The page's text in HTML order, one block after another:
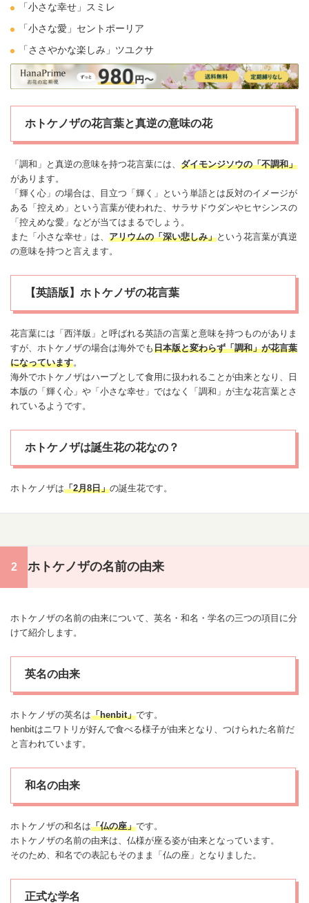
「小さな幸せ 」
スミレ
「小さな愛 」 セントポーリア
「ささやかな楽しみ」 ツユクサ
ホトケノザの花言葉と真逆の意味の花
「調和」と真逆の意味を持つ花言葉には、 ダイモンジソウの「不調和」
があります。
「輝く心」の場合は、目立つ「輝く」という単語とは反対のイメージが
ある「控えめ」という言葉が使われた、サラサドウダンやヒヤシンスの
「控えめな愛 」などが当てはまるでしょう。
また「小さな幸せ 」は、 アリウムの「深い悲しみ」という花言葉が真逆
の意味を持つと言えます。
【英語版】ホトケノザの花言葉
花言葉には「西洋版」と呼ばれる英語の言葉と意味を持つものがありま
すが、ホトケノザの場合は海外でも日本版と変わらず「調和」が花言葉
になっています。
海外でホトケノザはハーブとして食用に扱われることが由来となり、日
本版の「輝く心」や「小さな幸せ 」ではなく「調和」が主な花言葉とさ
れているようです。
ホトケノザは誕生花の花なの？
ホトケノザは「2月8日」の誕生花です。
ホトケノザの名前の由来
ホトケノザの名前の由来について、英名・和名・学名の三つの項目に分
けて紹介します。
英名の由来
ホトケノザの英名は「henbit」です。
henbitはニワトリが好んで食べる様子が由来となり、つけられた名前だ
と言われています。
和名の由来
ホトケノザの和名は「仏の座」です。
ホトケノザの名前の由来は、仏様が座る姿が由来となっています。
そのため、和名での表記もそのまま「仏の座」となりました。
正式な学名